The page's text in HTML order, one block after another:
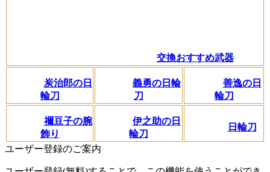
交換おすすめ武器
炭治郎の日
輪刀
義勇の日輪
刀
善逸の日
輪刀
禰豆子の腕
飾り
伊之助の日
輪刀
日輪刀
ユーザー登録のご案内